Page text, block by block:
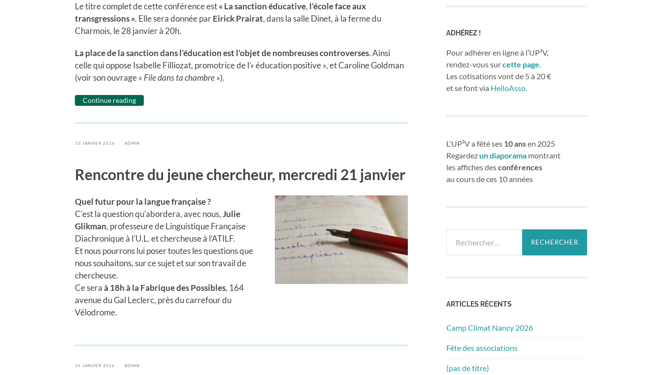
Le titre complet de cette conférence est« La sanction éducative, l’école face aux
transgressions ». Elle sera donnée parEirick Prairat, dans la salle Dinet, à la ferme du
Charmois, le 28 janvier à 20h.
La place de la sanction dans l’éducation est l’objet de nombreuses controverses. Ainsi
celle qui oppose Isabelle Filliozat, promotrice de l’« éducation positive », et Caroline Goldman
(voir son ouvrage « File dans ta chambre»).
Continue reading
10 JANVIER 2026 ADMIN
Rencontre du jeune chercheur, mercredi 21 janvier
Quel futur pour la langue française ?
C’est la question qu’abordera, avec nous,Julie
Glikman, professeure de Linguistique Française
Diachronique à l’U.L. et chercheuse à l’ATILF.
Et nous pourrons lui poser toutes les questions que
nous souhaitons, sur ce sujet et sur son travail de
chercheuse.
Ce seraà 18h à la Fabrique desPossibles, 164
avenue du Gal Leclerc, près du carrefour du
Vélodrome.
10 JANVIER 2026 ADMIN
ADHÉREZ !
Pour adhérer en ligne à l’UP²V,
rendez-vous surcette page.
Les cotisations vont de 5 à 20 €
et se font via HelloAsso.
L'UP²V a fêté ses 10 ansen 2025
Regardezun diaporama montrant
les affiches desconférences
au cours de ces 10 années
ARTICLES RÉCENTS
Camp Climat Nancy 2026
Fête des associations
(pas de titre)